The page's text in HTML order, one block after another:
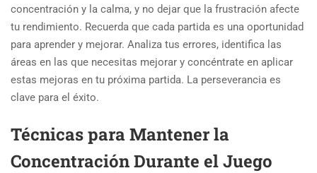
concentración y la calma, y no dejar que la frustración afecte
tu rendimiento. Recuerda que cada partida es una oportunidad
para aprender y mejorar. Analiza tus errores, identifica las
áreas en las que necesitas mejorar y concéntrate en aplicar
estas mejoras en tu próxima partida. La perseverancia es
clave para el éxito.
Técnicas para Mantener la
Concentración Durante el Juego